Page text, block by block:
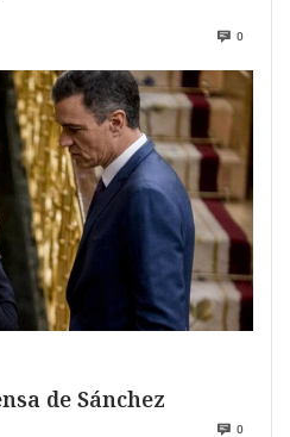
0
de Sánchez
0